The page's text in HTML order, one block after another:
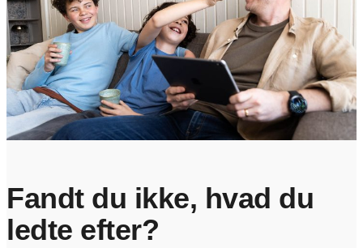
Fandt du ikke, hvad du
ledte efter?